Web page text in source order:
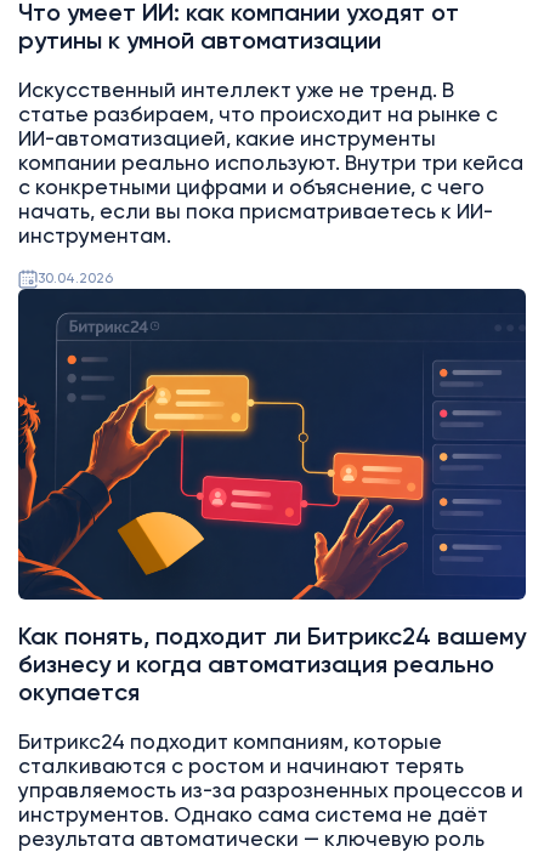
Что умеет ИИ: как компании уходят от
рутины к умной автоматизации
Искусственный интеллект уже не тренд. В
статье разбираем, что происходит на рынке с
ИИ-автоматизацией, какие инструменты
компании реально используют. Внутри три кейса
с конкретными цифрами и объяснение, с чего
начать, если вы пока присматриваетесь к ИИ-
инструментам.
30.04.2026
Битрикс24
Как понять, подходит ли Битрикс24 вашему
бизнесу и когда автоматизация реально
окупается
Битрикс24 подходит компаниям, которые
сталкиваются с ростом и начинают терять
управляемость из-за разрозненных процессов и
инструментов. Однако сама система не даёт
результата автоматически — ключевую роль